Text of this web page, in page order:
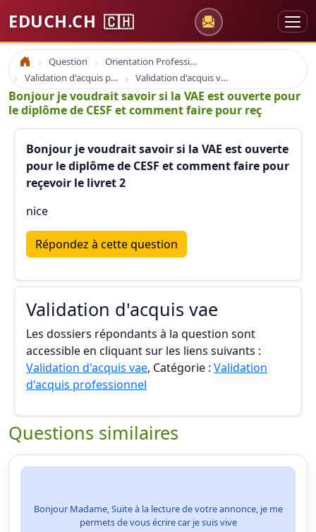
EDUCH.CH 🇨🇭
Accueil Question
Orientation Professionnelle
Validation d'acquis professionnel
Validation d'acquis vae
Bonjour je voudrait savoir si la VAE est ouverte pour
le diplôme de CESF et comment faire pour reç
Bonjour je voudrait savoir si la VAE est ouverte
pour le diplôme de CESF et comment faire pour
reçevoir le livret 2
nice
Répondez à cette question
Validation d'acquis vae
Les dossiers répondants à la question sont
accessible en cliquant sur les liens suivants :
Validation d'acquis vae, Catégorie : Validation
d'acquis professionnel
Questions similaires
Bonjour Madame, Suite à la lecture de votre annonce, je me
permets de vous écrire car je suis vive